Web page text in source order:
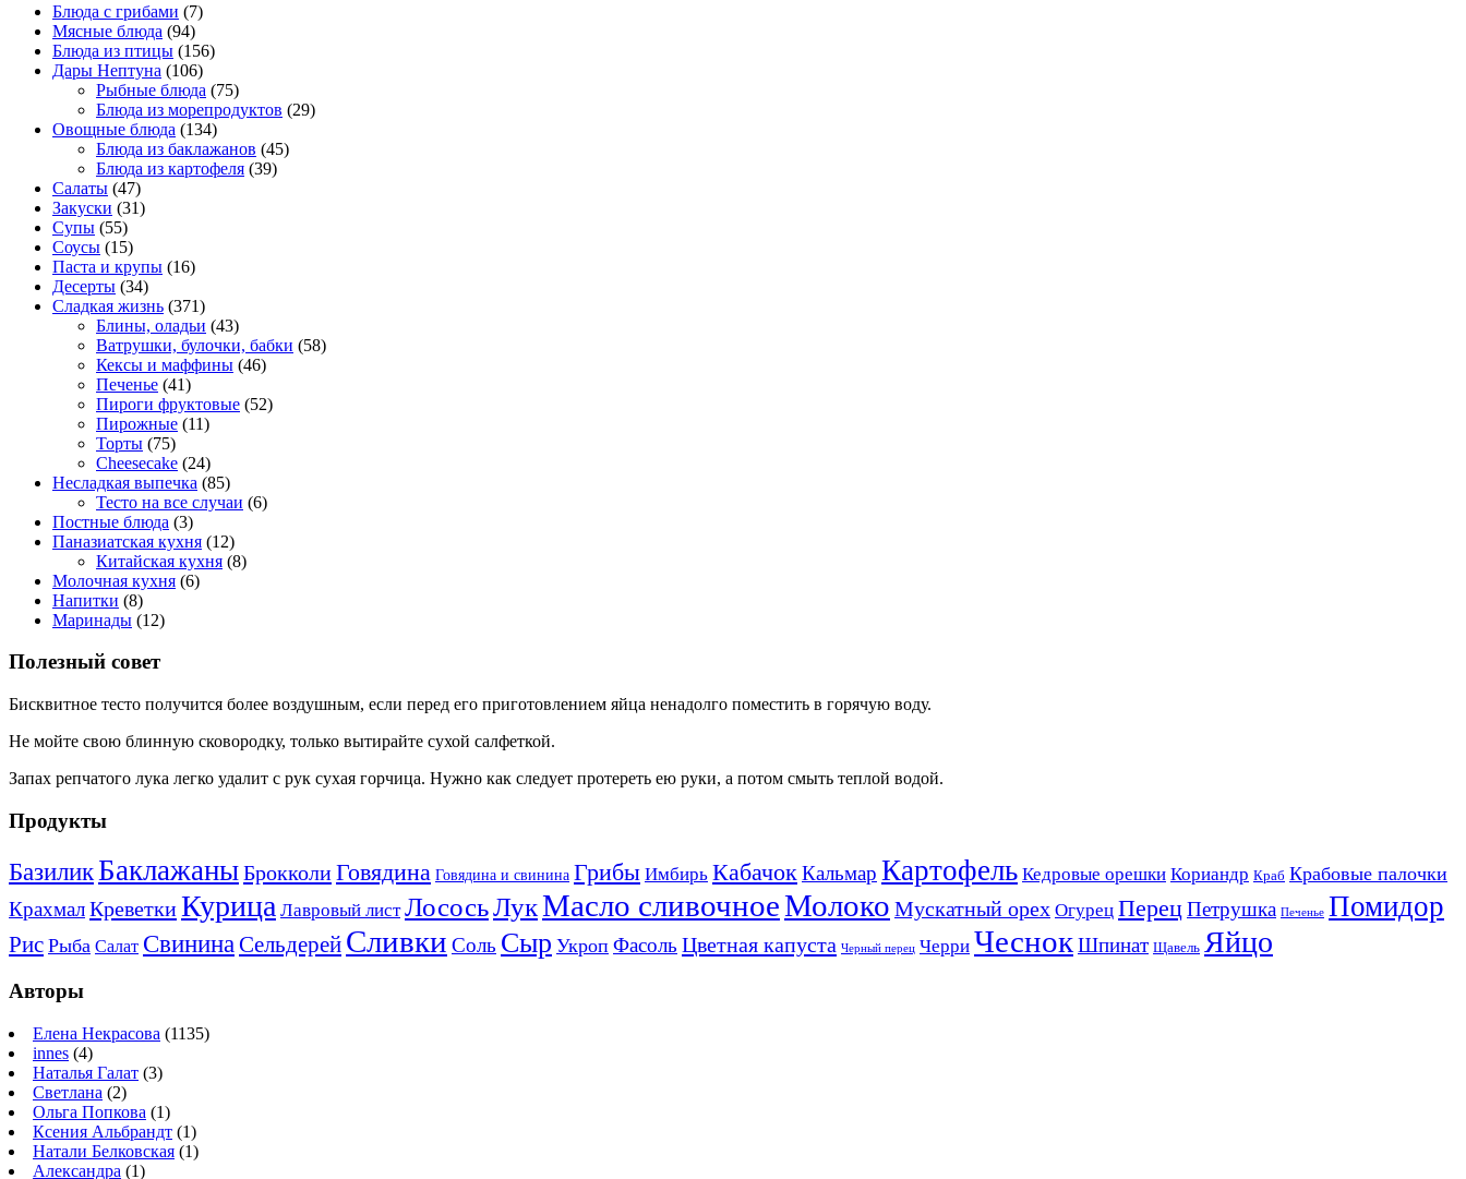
Блюда с грибами (7)
Мясные блюда (94)
Блюда из птицы (156)
Дары Нептуна (106)
Рыбные блюда (75)
Блюда из морепродуктов (29)
Овощные блюда (134)
Блюда из баклажанов (45)
Блюда из картофеля (39)
Салаты (47)
Закуски (31)
Супы (55)
Соусы (15)
Паста и крупы (16)
Десерты (34)
Сладкая жизнь (371)
Блины, оладьи (43)
Ватрушки, булочки, бабки (58)
Кексы и маффины (46)
Печенье (41)
Пироги фруктовые (52)
Пирожные (11)
Торты (75)
Cheesecake (24)
Несладкая выпечка (85)
Тесто на все случаи (6)
Постные блюда (3)
Паназиатская кухня (12)
Китайская кухня (8)
Молочная кухня (6)
Напитки (8)
Маринады (12)
Полезный совет
Бисквитное тесто получится более воздушным, если перед его приготовлением яйца ненадолго поместить в горячую воду.
Не мойте свою блинную сковородку, только вытирайте сухой салфеткой.
Запах репчатого лука легко удалит с рук сухая горчица. Нужно как следует протереть ею руки, а потом смыть теплой водой.
Продукты
БазиликБаклажаныБрокколиГовядина Говядина и свинина Грибы Имбирь Кабачок Кальмар Картофель Кедровые орешки Кориандр Краб Крабовые палочки
КрахмалКреветкиКурица Лавровый лист ЛососьЛукМасло сливочноеМолоко Мускатный орех Огурец ПерецПетрушка Печенье Помидор
Рис Рыба Салат Свинина Сельдерей Сливки Соль Сыр Укроп Фасоль Цветная капуста Черный перец Черри ЧеснокШпинат Щавель Яйцо
Авторы
Елена Некрасова (1135)
innes (4)
Наталья Галат (3)
Светлана (2)
Ольга Попкова (1)
Ксения Альбрандт (1)
Натали Белковская (1)
Александра (1)